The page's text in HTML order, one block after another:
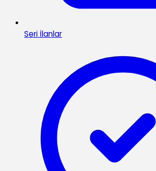
Seri İlanlar